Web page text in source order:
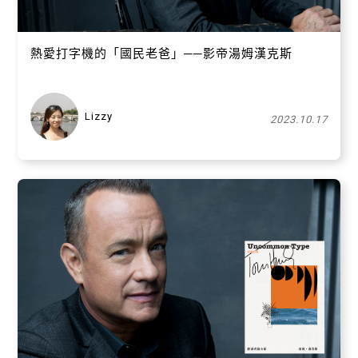
熱愛打字機的「國民老爸」──影帝湯姆漢克斯
Lizzy 2023.10.17